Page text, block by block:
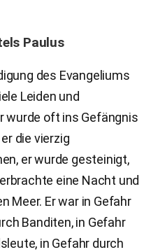
Paulus
des Evangeliums
Leiden und
wurde oft ins Gefängnis
die vierzig
er wurde gesteinigt,
eine Nacht und
Meer. Er war in Gefahr
Banditen, in Gefahr
in Gefahr durch